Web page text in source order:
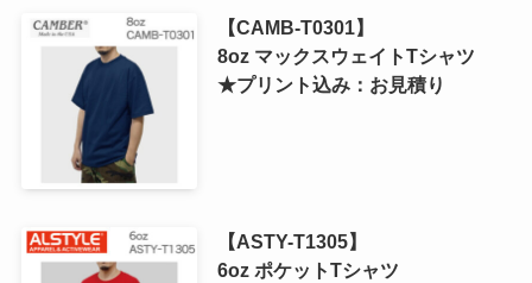
【CAMB-T0301】
8oz マックスウェイトTシャツ
★プリント込み：お見積り
【ASTY-T1305】
6oz ポケットTシャツ